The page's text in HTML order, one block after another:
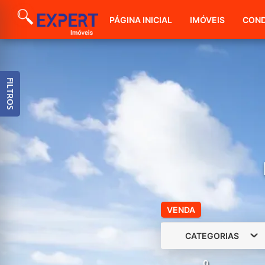
PÁGINA INICIAL IMÓVEIS
VENDA
CATEGORIAS
FILTROS